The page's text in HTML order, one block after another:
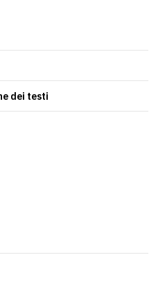
dei testi